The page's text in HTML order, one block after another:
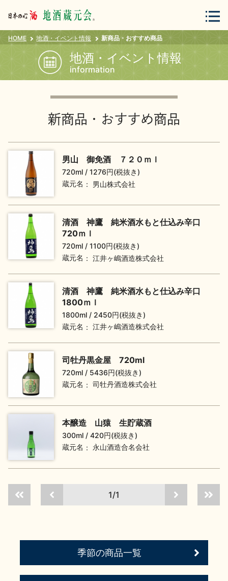
会員登録 ログイン
蔵元紀行 地酒カタログ
地酒用語集 地酒解体新書
お楽しみコンテンツ
歳時記
HOME 地酒・イベント情報 新商品・おすすめ商品
地酒・イベント情報
information
新商品・おすすめ商品
男山 御免酒 ７２０ｍｌ
720ml
1276円(税抜き)
蔵元名
男山株式会社
清酒 神鷹 純米酒水もと仕込み辛口
720ｍｌ
720ml
1100円(税抜き)
蔵元名
江井ヶ嶋酒造株式会社
清酒 神鷹 純米酒水もと仕込み辛口
1800ｍｌ
1800ml
2450円(税抜き)
蔵元名
江井ヶ嶋酒造株式会社
司牡丹黒金屋 720ml
720ml
5436円(税抜き)
蔵元名
司牡丹酒造株式会社
本醸造 山猿 生貯蔵酒
300ml
420円(税抜き)
蔵元名
永山酒造合名会社
1/1
季節の商品一覧